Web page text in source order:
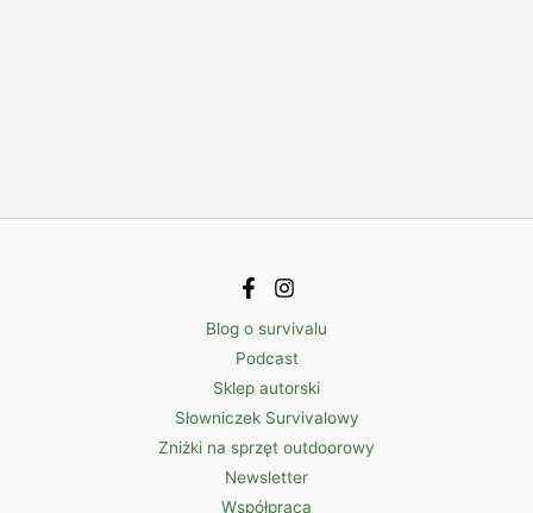
Blog o survivalu
Podcast
Sklep autorski
Słowniczek Survivalowy
Zniżki na sprzęt outdoorowy
Newsletter
Współpraca